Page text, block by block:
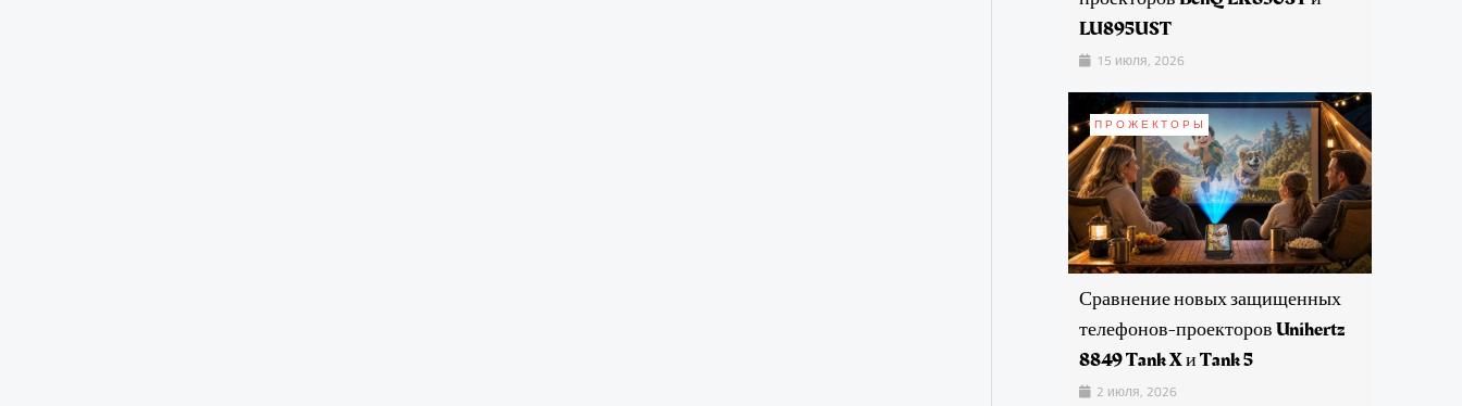
LU895UST
15 июля, 2026
ПРОЖЕКТОРЫ
Сравнение новых защищенных
телефонов-проекторов Unihertz
8849 Tank X и Tank 5
2 июля, 2026